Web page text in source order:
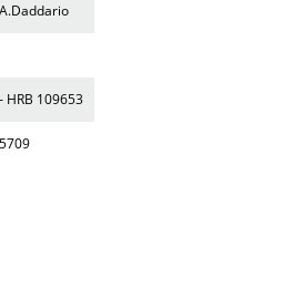
HRB 109653